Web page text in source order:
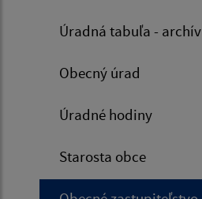
Úradná tabuľa - archív
Obecný úrad
Úradné hodiny
Starosta obce